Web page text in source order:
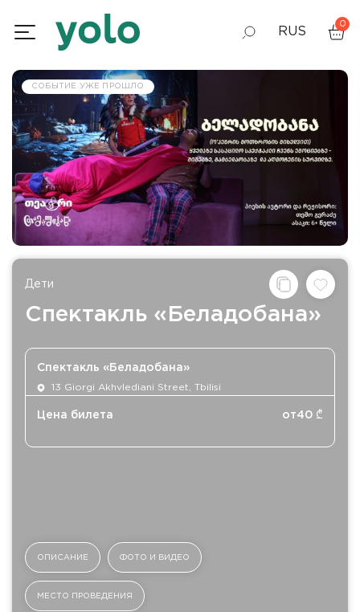
RUS
ENG
0
СОБЫТИЕ УЖЕ ПРОШЛО
Дети
Спектакль «Беладобана»
Спектакль «Беладобана»
13 Giorgi Akhvlediani Street, Tbilisi
Цена билета от40 ₾
ОПИСАНИЕ ФОТО И ВИДЕО
МЕСТО ПРОВЕДЕНИЯ